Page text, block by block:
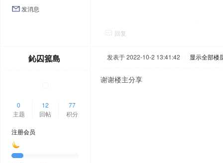
发消息
回复
鈊囚箛島
0
主题
12
回帖
77
积分
注册会员
发表于 2022-10-2 13:41:42 显示全部楼
谢谢楼主分享